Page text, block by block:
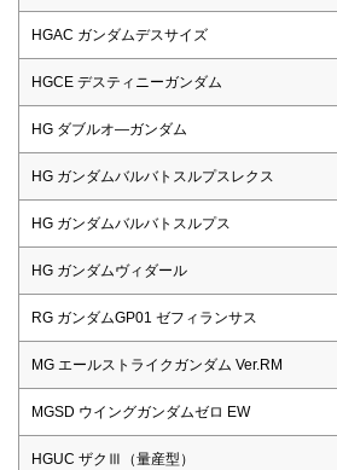
HGAC ガンダムデスサイズ
HGCE デスティニーガンダム
HG ダブルオ―ガンダム
HG ガンダムバルバトスルプスレクス
HG ガンダムバルバトスルプス
HG ガンダムヴィダール
RG ガンダムGP01 ゼフィランサス
MG エールストライクガンダム Ver.RM
MGSD ウイングガンダムゼロ EW
HGUC ザクⅢ（量産型）